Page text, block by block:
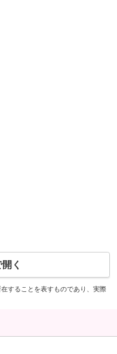
く
することを表すものであり、実際